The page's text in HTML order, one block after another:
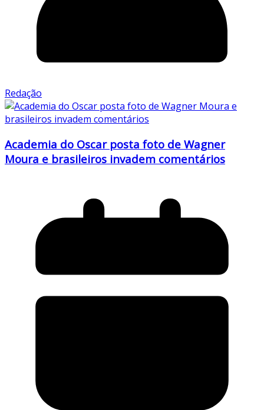
Redação
Academia do Oscar posta foto de Wagner
Moura e brasileiros invadem comentários